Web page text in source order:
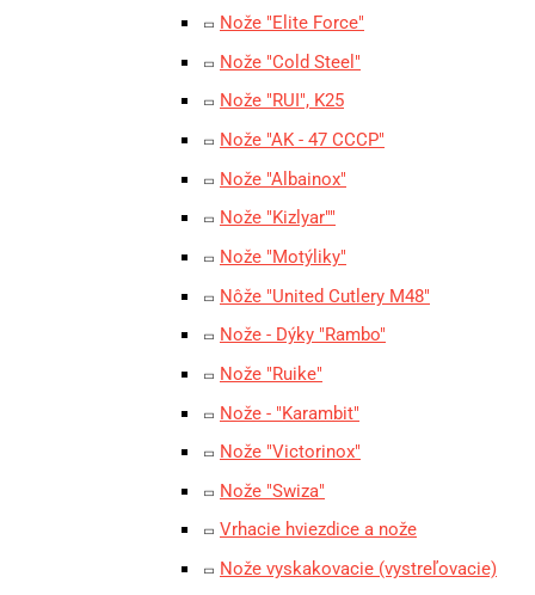
Nože "Elite Force"
Nože "Cold Steel"
Nože "RUI", K25
Nože "AK - 47 CCCP"
Nože "Albainox"
Nože "Kizlyar""
Nože "Motýliky"
Nôže "United Cutlery M48"
Nože - Dýky "Rambo"
Nože "Ruike"
Nože - "Karambit"
Nože "Victorinox"
Nože "Swiza"
Vrhacie hviezdice a nože
Nože vyskakovacie (vystreľovacie)